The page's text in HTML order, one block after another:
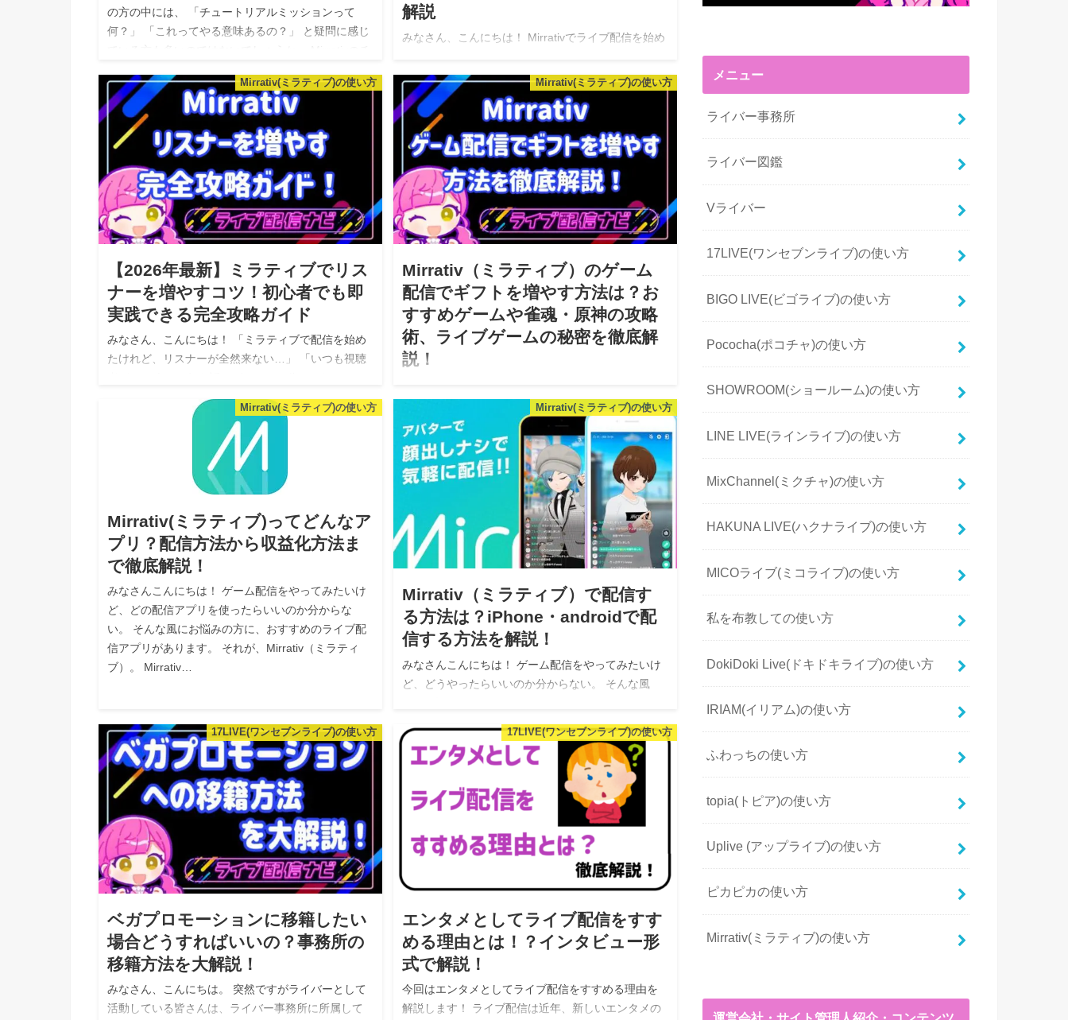
の方の中には、 「チュートリアルミッションって
何？」 「これってやる意味あるの？」 と疑問に感じ
解説
みなさん、こんにちは！ Mirrativでライブ配信を始め
ありますか？ 実は、この機能はライバーさんとリス
ナーさんの絆を深める、とても重要な仕組みなんで
す。 今回は、初心者ラ…
Mirrativ(ミラティブ)の使い方
【2026年最新】ミラティブでリス
ナーを増やすコツ！初心者でも即
実践できる完全攻略ガイド
みなさん、こんにちは！ 「ミラティブで配信を始め
たけれど、リスナーが全然来ない…」 「いつも視聴
マホ1台で手軽に配信できるミラティブ（Mirrativ）
ですが、実は「ただ…
Mirrativ(ミラティブ)の使い方
Mirrativ（ミラティブ）のゲーム
配信でギフトを増やす方法は？お
すすめゲームや雀魂・原神の攻略
術、ライブゲームの秘密を徹底解
説！
たけれど、なかなかリスナーが増えない…」 「ギフ
ト（投げ銭）をもらって収益化したいけれど、どの
ゲームを配信すればいいの？」 スマホ1台で手軽にゲ
ーム実況ができるMirrat…
Mirrativ(ミラティブ)の使い方
Mirrativ(ミラティブ)ってどんなア
プリ？配信方法から収益化方法ま
で徹底解説！
みなさんこんにちは！ ゲーム配信をやってみたいけ
ど、どの配信アプリを使ったらいいのか分からな
い。 そんな風にお悩みの方に、おすすめのライブ配
信アプリがあります。 それが、Mirrativ（ミラティ
ブ）。 Mirrativ…
Mirrativ(ミラティブ)の使い方
Mirrativ（ミラティブ）で配信す
る方法は？iPhone・androidで配
信する方法を解説！
みなさんこんにちは！ ゲーム配信をやってみたいけ
ど、どうやったらいいのか分からない。 そんな風
ブ）では、簡単にゲーム配信ができてしまいます！
今回は、Mirrati…
17LIVE(ワンセブンライブ)の使い方
ベガプロモーションに移籍したい
場合どうすればいいの？事務所の
移籍方法を大解説！
みなさん、こんにちは。 突然ですがライバーとして
活動している皆さんは、ライバー事務所に所属して
17LIVE(ワンセブンライブ)の使い方
エンタメとしてライブ配信をすす
める理由とは！？インタビュー形
式で解説！
今回はエンタメとしてライブ配信をすすめる理由を
解説します！ ライブ配信は近年、新しいエンタメの
メニュー
ライバー事務所
ライバー図鑑
Vライバー
17LIVE(ワンセブンライブ)の使い方
BIGO LIVE(ビゴライブ)の使い方
Pococha(ポコチャ)の使い方
SHOWROOM(ショールーム)の使い方
LINE LIVE(ラインライブ)の使い方
MixChannel(ミクチャ)の使い方
HAKUNA LIVE(ハクナライブ)の使い方
MICOライブ(ミコライブ)の使い方
私を布教しての使い方
DokiDoki Live(ドキドキライブ)の使い方
IRIAM(イリアム)の使い方
ふわっちの使い方
topia(トピア)の使い方
Uplive (アップライブ)の使い方
ピカピカの使い方
Mirrativ(ミラティブ)の使い方